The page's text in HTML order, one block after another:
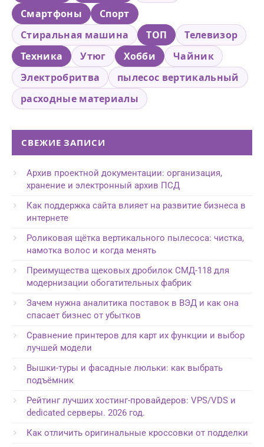
Смартфоны
Спорт
Стиральная машина
ТОП
Телевизор
Техника
Утюг Хобби
Чайник
Электробритва
пылесос вертикальный
расходные материалы
СВЕЖИЕ ЗАПИСИ
Архив проектной документации: организация,
хранение и электронный архив ПСД
Как поддержка сайта влияет на развитие бизнеса в
интернете
Роликовая щётка вертикального пылесоса: чистка,
намотка волос и когда менять
Преимущества щековых дробилок СМД-118 для
модернизации обогатительных фабрик
Зачем нужна аналитика поставок в ВЭД и как она
спасает бизнес от убытков
Сравнение принтеров для карт их функции и выбор
лучшей модели
Вышки-туры и фасадные люльки: как выбрать
подъёмник
Рейтинг лучших хостинг-провайдеров: VPS/VDS и
dedicated серверы. 2026 год.
Как отличить оригинальные кроссовки от подделки